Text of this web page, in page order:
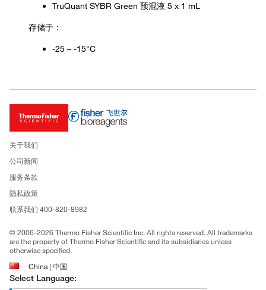
TruQuant SYBR Green 预混液 5 x 1 mL
存储于：
-25 – -15°C
关于我们
公司新闻
服务条款
隐私政策
联系我们 400-820-8982
© 2006-2026 Thermo Fisher Scientific Inc. All rights reserved. All trademarks
are the property of Thermo Fisher Scientific and its subsidiaries unless
otherwise specified.
China | 中国
Select Language: